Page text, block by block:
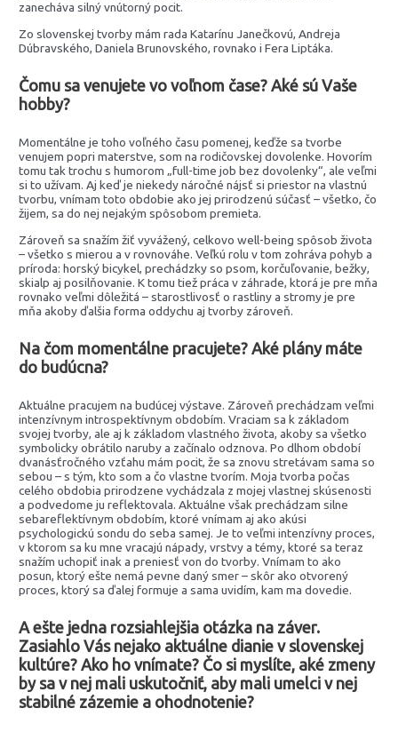
zanecháva silný vnútorný pocit.
Zo slovenskej tvorby mám rada Katarínu Janečkovú, Andreja
Dúbravského, Daniela Brunovského, rovnako i Fera Liptáka.
Čomu sa venujete vo voľnom čase? Aké sú Vaše
hobby?
Momentálne je toho voľného času pomenej, keďže sa tvorbe
venujem popri materstve, som na rodičovskej dovolenke. Hovorím
tomu tak trochu s humorom „full-time job bez dovolenky“, ale veľmi
si to užívam. Aj keď je niekedy náročné nájsť si priestor na vlastnú
tvorbu, vnímam toto obdobie ako jej prirodzenú súčasť – všetko, čo
žijem, sa do nej nejakým spôsobom premieta.
Zároveň sa snažím žiť vyvážený, celkovo well-being spôsob života
– všetko s mierou a v rovnováhe. Veľkú rolu v tom zohráva pohyb a
príroda: horský bicykel, prechádzky so psom, korčuľovanie, bežky,
skialp aj posilňovanie. K tomu tiež práca v záhrade, ktorá je pre mňa
rovnako veľmi dôležitá – starostlivosť o rastliny a stromy je pre
mňa akoby ďalšia forma oddychu aj tvorby zároveň.
Na čom momentálne pracujete? Aké plány máte
do budúcna?
Aktuálne pracujem na budúcej výstave. Zároveň prechádzam veľmi
intenzívnym introspektívnym obdobím. Vraciam sa k základom
svojej tvorby, ale aj k základom vlastného života, akoby sa všetko
symbolicky obrátilo naruby a začínalo odznova. Po dlhom období
dvanásťročného vzťahu mám pocit, že sa znovu stretávam sama so
sebou – s tým, kto som a čo vlastne tvorím. Moja tvorba počas
celého obdobia prirodzene vychádzala z mojej vlastnej skúsenosti
a podvedome ju reflektovala. Aktuálne však prechádzam silne
sebareflektívnym obdobím, ktoré vnímam aj ako akúsi
psychologickú sondu do seba samej. Je to veľmi intenzívny proces,
v ktorom sa ku mne vracajú nápady, vrstvy a témy, ktoré sa teraz
snažím uchopiť inak a preniesť von do tvorby. Vnímam to ako
posun, ktorý ešte nemá pevne daný smer – skôr ako otvorený
proces, ktorý sa ďalej formuje a sama uvidím, kam ma dovedie.
A ešte jedna rozsiahlejšia otázka na záver.
Zasiahlo Vás nejako aktuálne dianie v slovenskej
kultúre? Ako ho vnímate? Čo si myslíte, aké zmeny
by sa v nej mali uskutočniť, aby mali umelci v nej
stabilné zázemie a ohodnotenie?